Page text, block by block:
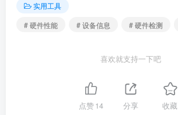
实用工具
# 硬件性能
# 设备信息 # 硬件检测
喜欢就支持一下吧
点赞14 分享 收藏